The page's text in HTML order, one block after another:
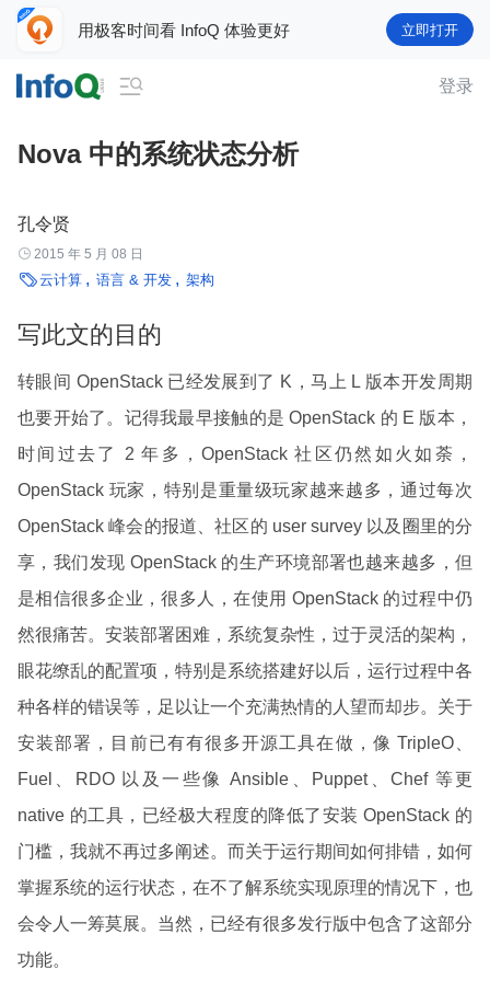
用极客时间看 InfoQ 体验更好 立即打开
 登录
Nova 中的系统状态分析
孔令贤
 2015 年 5 月 08 日
云计算 语言 & 开发 架构
写此文的目的
转眼间 OpenStack 已经发展到了 K，马上 L 版本开发周期
也要开始了。记得我最早接触的是 OpenStack 的 E 版本，
时间过去了 2 年多，OpenStack 社区仍然如火如荼，
OpenStack 玩家，特别是重量级玩家越来越多，通过每次
OpenStack 峰会的报道、社区的 user survey 以及圈里的分
享，我们发现 OpenStack 的生产环境部署也越来越多，但
是相信很多企业，很多人，在使用 OpenStack 的过程中仍
然很痛苦。安装部署困难，系统复杂性，过于灵活的架构，
眼花缭乱的配置项，特别是系统搭建好以后，运行过程中各
种各样的错误等，足以让一个充满热情的人望而却步。关于
安装部署，目前已有有很多开源工具在做，像 TripleO、
Fuel、RDO 以及一些像 Ansible、Puppet、Chef 等更
native 的工具，已经极大程度的降低了安装 OpenStack 的
门槛，我就不再过多阐述。而关于运行期间如何排错，如何
掌握系统的运行状态，在不了解系统实现原理的情况下，也
会令人一筹莫展。当然，已经有很多发行版中包含了这部分
功能。